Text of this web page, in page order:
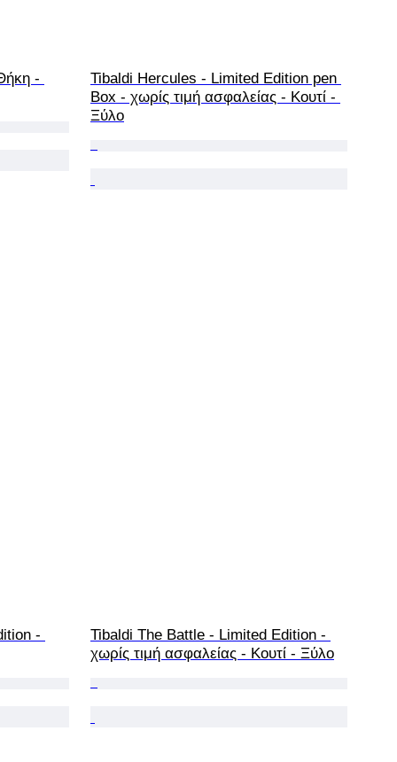
-
Tibaldi Hercules - Limited Edition pen
Box - χωρίς τιμή ασφαλείας - Κουτί -
Ξύλο
-
Tibaldi The Battle - Limited Edition -
χωρίς τιμή ασφαλείας - Κουτί - Ξύλο